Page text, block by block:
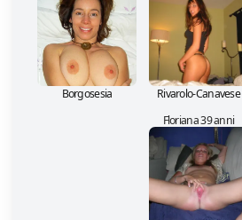
Borgosesia Rivarolo-Canavese
Floriana 39 anni